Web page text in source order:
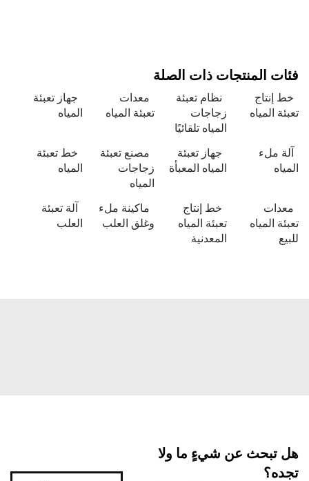
المنتجات ذات الصلة
المياه
نظام تعبئة
زجاجات
المياه تلقائيًا
معدات
تعبئة المياه
جهاز تعبئة
المياه
ملء
جهاز تعبئة
المياه المعبأة
مصنع تعبئة
زجاجات
خط تعبئة
المياه
خط إنتاج
تعبئة المياه
المعدنية
ماكينة ملء
وغلق العلب
آلة تعبئة
العلب
عن شيءٍ ما ولا